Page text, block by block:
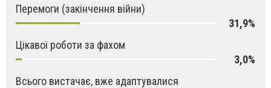
Перемоги (закінчення війни)
31,9%
Цікавої роботи за фахом
3,0%
Всього вистачає, вже адаптувалися